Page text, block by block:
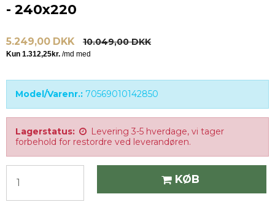
- 240x220
5.249,00 DKK 10.049,00 DKK
Model/Varenr.: 70569010142850
Lagerstatus:
Levering 3-5 hverdage, vi tager
forbehold for restordre ved leverandøren.
KØB